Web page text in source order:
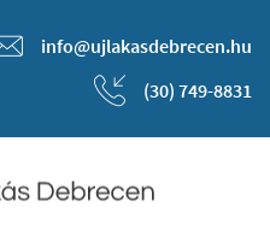
info@ujlakasdebrecen.hu
(30) 749-8831